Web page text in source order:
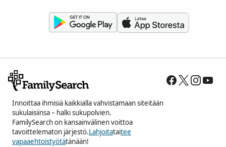
Innoittaa ihmisiä kaikkialla vahvistamaan siteitään
sukulaisiinsa – halki sukupolvien.
FamilySearch on kansainvälinen voittoa
tavoittelematon järjestö.Lahjoitataitee
vapaaehtoistyötätänään!